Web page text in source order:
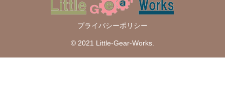
プライバシーポリシー
© 2021 Little-Gear-Works.